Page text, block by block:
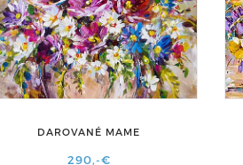
DAROVANÉ MAME
290,-€